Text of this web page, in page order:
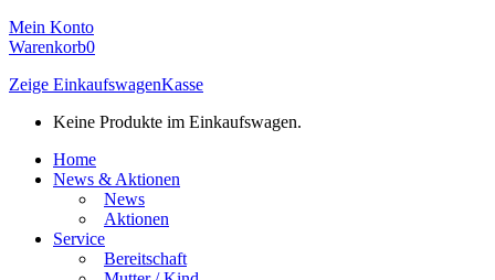
Mein Konto
Warenkorb0
Zeige EinkaufswagenKasse
Keine Produkte im Einkaufswagen.
Home
News & Aktionen
News
Aktionen
Service
Bereitschaft